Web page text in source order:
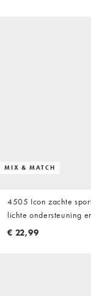
MIX & MATCH
4505 Icon zachte
lichte ondersteuning
verstelbare bandjes in
€ 22,99